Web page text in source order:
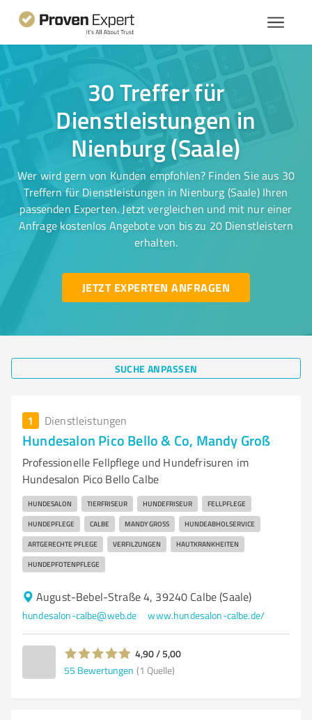
30 Treffer für
Dienstleistungen in
Nienburg (Saale)
Wer wird gern von Kunden empfohlen? Finden Sie aus 30
Treffern für Dienstleistungen in Nienburg (Saale) Ihren
passenden Experten. Jetzt vergleichen und mit nur einer
Anfrage kostenlos Angebote von bis zu 20 Dienstleistern
erhalten.
JETZT EXPERTEN ANFRAGEN
SUCHE ANPASSEN
1 Dienstleistungen
Hundesalon Pico Bello & Co, Mandy Groß
Professionelle Fellpflege und Hundefrisuren im
Hundesalon Pico Bello Calbe
HUNDESALON TIERFRISEUR HUNDEFRISEUR FELLPFLEGE
HUNDEPFLEGE CALBE MANDY GROSS HUNDEABHOLSERVICE
ARTGERECHTE PFLEGE VERFILZUNGEN HAUTKRANKHEITEN
HUNDEPFOTENPFLEGE
August-Bebel-Straße 4, 39240 Calbe (Saale)
hundesalon-calbe@web.de www.hundesalon-calbe.de/
4,90 / 5,00
55 Bewertungen (1 Quelle)